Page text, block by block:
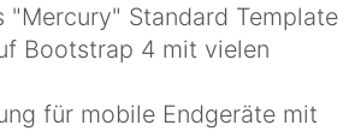
"Mercury" Standard Template
Bootstrap 4 mit vielen
für mobile Endgeräte mit